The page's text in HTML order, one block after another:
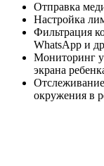
Отправка
Настройка
Фильтрация
WhatsApp и
Мониторинг
экрана
окружения в